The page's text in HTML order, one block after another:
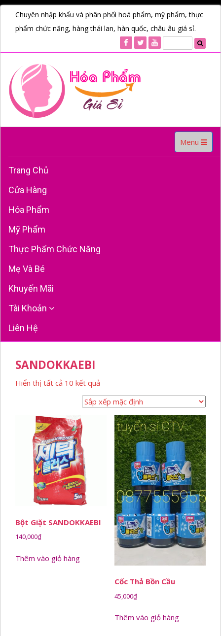
Chuyên nhập khẩu và phân phối hoá phẩm, mỹ phẩm, thực
phẩm chức năng, hàng thái lan, hàn quốc, châu âu giá sỉ.
Toggle
navigation
Menu
Trang Chủ
Cửa Hàng
Hóa Phẩm
Mỹ Phẩm
Thực Phẩm Chức Năng
Mẹ Và Bé
Khuyến Mãi
Tài Khoản
Liên Hệ
SANDOKKAEBI
Hiển thị tất cả 10 kết quả
Bột Giặt SANDOKKAEBI
140,000₫
Thêm vào giỏ hàng
Cốc Thả Bồn Cầu
45,000₫
Thêm vào giỏ hàng